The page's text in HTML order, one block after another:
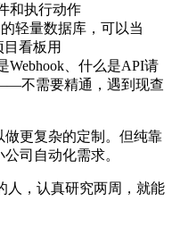
和执行动作
轻量数据库，可以当
看板用
Webhook、什么是API请
不需要精通，遇到现查
做更复杂的定制。但纯靠
司自动化需求。
人，认真研究两周，就能